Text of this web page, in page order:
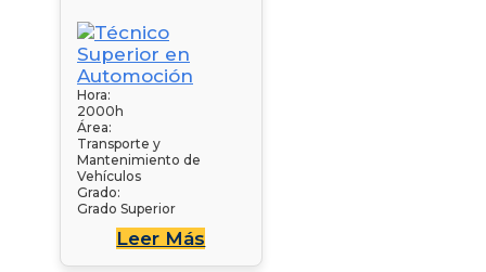
Hora:
2000h
Área:
Transporte y
Mantenimiento de
Vehículos
Grado:
Grado Superior
Leer Más